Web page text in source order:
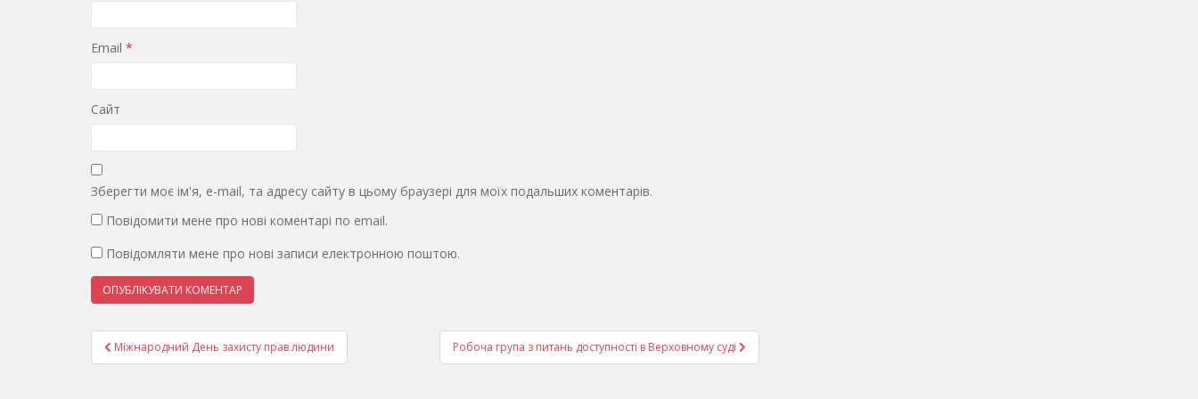
Email *
Сайт
Зберегти моє ім'я, e-mail, та адресу сайту в цьому браузері для моїх подальших коментарів.
Повідомити мене про нові коментарі по email.
Повідомляти мене про нові записи електронною поштою.
Навігація
записів
Міжнародний День захисту прав людини Робоча група з питань доступності в Верховному суді